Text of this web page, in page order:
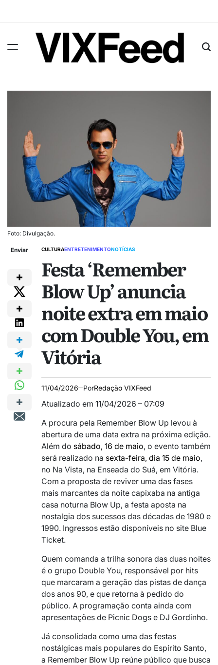
Foto: Divulgação.
Enviar CULTURAENTRETENIMENTONOTÍCIAS
Festa ‘Remember
Blow Up’ anuncia
noite extra em maio
com Double You, em
Vitória
11/04/2026 PorRedação VIXFeed
Atualizado em 11/04/2026 – 07:09
A procura pela Remember Blow Up levou à
abertura de uma data extra na próxima edição.
Além do sábado, 16 de maio, o evento também
será realizado na sexta-feira, dia 15 de maio,
no Na Vista, na Enseada do Suá, em Vitória.
Com a proposta de reviver uma das fases
mais marcantes da noite capixaba na antiga
casa noturna Blow Up, a festa aposta na
nostalgia dos sucessos das décadas de 1980 e
1990. Ingressos estão disponíveis no site Blue
Ticket.
Quem comanda a trilha sonora das duas noites
é o grupo Double You, responsável por hits
que marcaram a geração das pistas de dança
dos anos 90, e que retorna à pedido do
público. A programação conta ainda com
apresentações de Picnic Dogs e DJ Gordinho.
Já consolidada como uma das festas
nostálgicas mais populares do Espírito Santo,
a Remember Blow Up reúne público que busca